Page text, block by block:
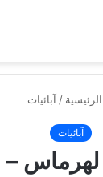
الرئيسية / آبائيات
آبائيات